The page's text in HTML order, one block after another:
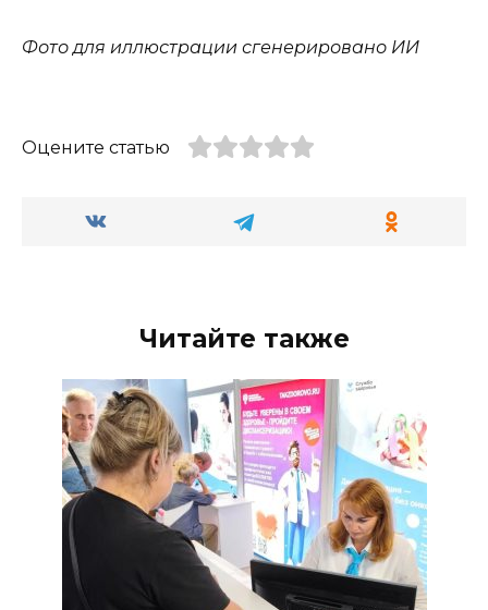
Фото для иллюстрации сгенерировано ИИ
Оцените статью
Читайте также